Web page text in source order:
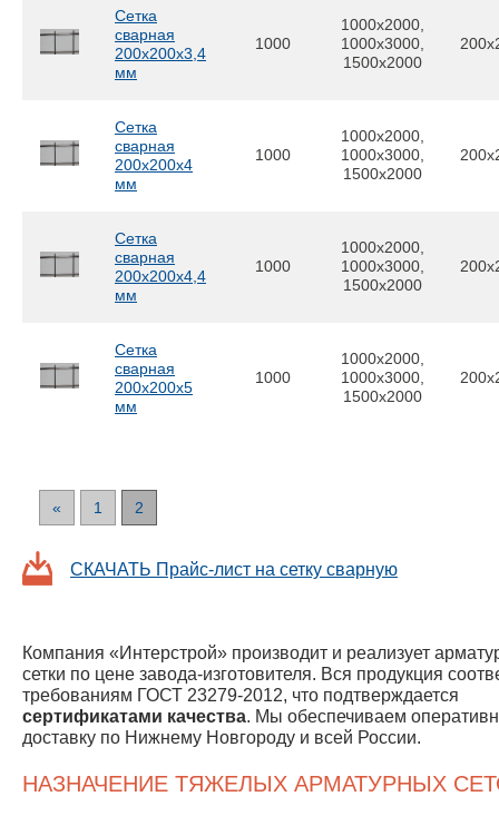
Сетка
сварная
200х200х3,4
мм
1000
1000x2000,
1000x3000,
1500x2000
Сетка
сварная
200х200х4
мм
1000
1000x2000,
1000x3000,
1500x2000
Сетка
сварная
200х200х4,4
мм
1000
1000x2000,
1000x3000,
1500x2000
Сетка
сварная
200х200х5
мм
1000
1000x2000,
1000x3000,
1500x2000
« 1 2
СКАЧАТЬ Прайс-лист на сетку сварную
Компания «Интерстрой» производит и реализует
сетки по цене завода-изготовителя. Вся продукция
требованиям ГОСТ 23279-2012, что подтверждается
сертификатами качества. Мы обеспечиваем
доставку по Нижнему Новгороду и всей России.
НАЗНАЧЕНИЕ ТЯЖЕЛЫХ АРМАТУРНЫХ